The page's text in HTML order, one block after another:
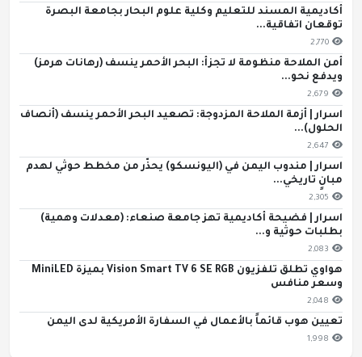
أكاديمية المسند للتعليم وكلية علوم البحار بجامعة البصرة
توقعان اتفاقية...
2,770
أمن الملاحة منظومة لا تجزأ: البحر الأحمر ينسف (رهانات هرمز)
ويدفع نحو...
2,679
اسرار | أزمة الملاحة المزدوجة: تصعيد البحر الأحمر ينسف (أنصاف
الحلول)...
2,647
اسرار | مندوب اليمن في (اليونسكو) يحذّر من مخطط حوثي لهدم
مبانٍ تاريخي...
2,305
اسرار | فضيحة أكاديمية تهز جامعة صنعاء: (معدلات وهمية)
بطلبات حوثية و...
2,083
هواوي تطلق تلفزيون Vision Smart TV 6 SE RGB بميزة MiniLED
وسعر منافس
2,048
تعيين هوب قائماً بالأعمال في السفارة الأمريكية لدى اليمن
1,998